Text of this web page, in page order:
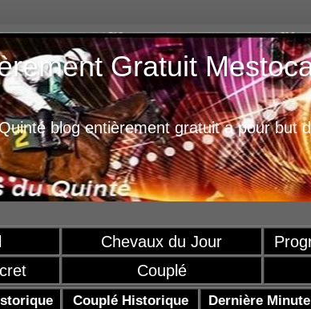
Gratuit
blog entièrement gratuit a pour but
Chevaux du Jour
Couplé
Couplé Historique
Dernière